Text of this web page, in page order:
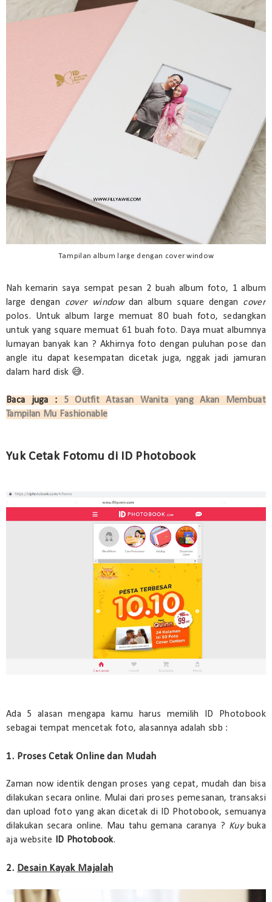
Tampilan album large dengan cover window
Nah kemarin saya sempat pesan 2 buah album foto, 1 album
large dengan cover windowdan album square dengan cover
polos. Untuk album large memuat 80 buah foto, sedangkan
untuk yang square memuat 61 buah foto. Daya muat albumnya
lumayan banyak kan ? Akhirnya foto dengan puluhan pose dan
angle itu dapat kesempatan dicetak juga, nggak jadi jamuran
dalam hard disk 😅.
Baca juga : 5 Outfit Atasan Wanita yang Akan Membuat
Tampilan Mu Fashionable
Yuk Cetak Fotomu di ID Photobook
Ada 5 alasan mengapa kamu harus memilih ID Photobook
sebagai tempat mencetak foto, alasannya adalah sbb :
1. Proses Cetak Online dan Mudah
Zaman now identik dengan proses yang cepat, mudah dan bisa
dilakukan secara online. Mulai dari proses pemesanan, transaksi
dan upload foto yang akan dicetak di ID Photobook, semuanya
dilakukan secara online. Mau tahu gemana caranya ? Kuy buka
aja website
ID Photobook.
2. Desain Kayak Majalah